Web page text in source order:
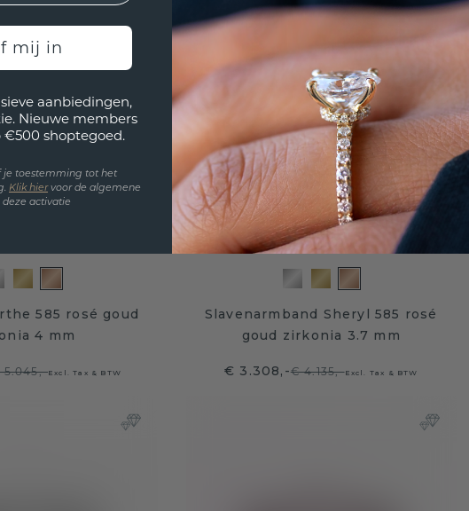
585 rosé goud
4 mm
5.045,-Excl. Tax & BTW
Slavenarmband Sheryl 585 rosé
goud zirkonia 3.7 mm
€ 3.308,-€ 4.135,-Excl. Tax & BTW
mij in
aanbiedingen,
Nieuwe members
shoptegoed.
je toestemming tot het
Klik hiervoor de algemene
activatie